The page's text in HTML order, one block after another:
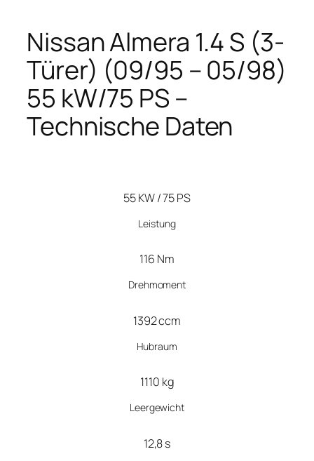
Nissan Almera 1.4 S (3-
Türer) (09/95 – 05/98)
55 kW/75 PS –
Technische Daten
55 KW / 75 PS
Leistung
116 Nm
Drehmoment
1392 ccm
Hubraum
1110 kg
Leergewicht
12,8 s